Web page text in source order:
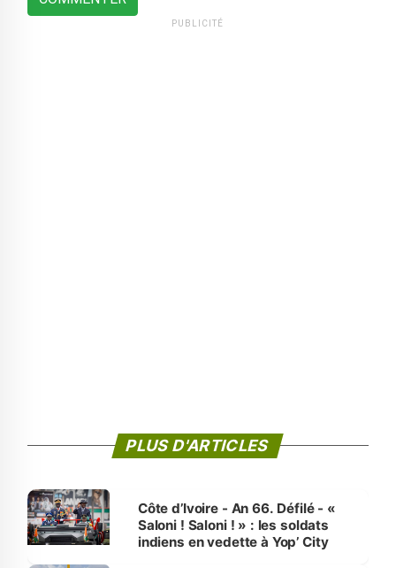
PUBLICITÉ
PLUS D'ARTICLES
Côte d’Ivoire - An 66. Défilé - «
Saloni ! Saloni ! » : les soldats
indiens en vedette à Yop’ City